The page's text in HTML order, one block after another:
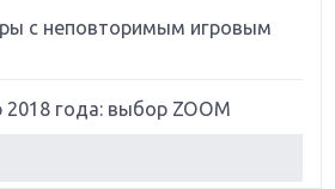
с неповторимым игровым
2018 года: выбор ZOOM